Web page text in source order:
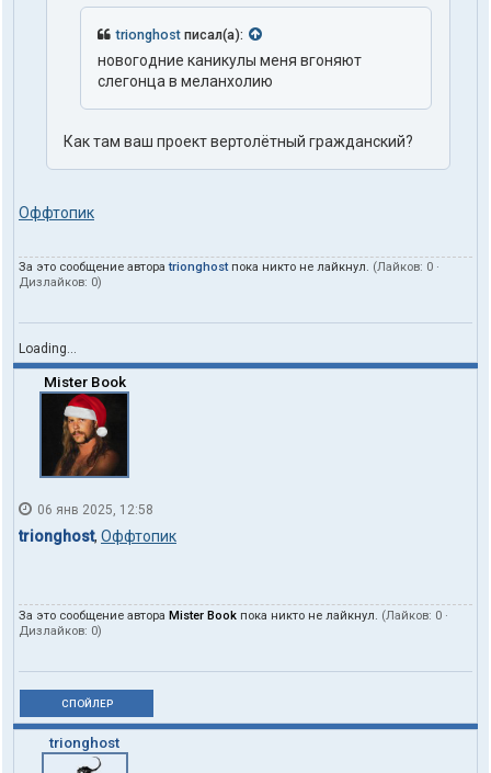
п
о
л
ь
з
т
е
i
o
h
s
trionghost писал(а):
новогодние каникулы меня вгоняют
слегонца в меланхолию
Как там ваш проект вертолётный гражданский?
Оффтопик
За это сообщение автораtrionghostпока никто не лайкнул. (Лайков: 0 ·
Дизлайков: 0)
Loading...
Mister Book
06 янв 2025, 12:58
trionghost, Оффтопик
За это сообщение автора Mister Book пока никто не лайкнул. (Лайков: 0 ·
Дизлайков: 0)
СПОЙЛЕР
trionghost